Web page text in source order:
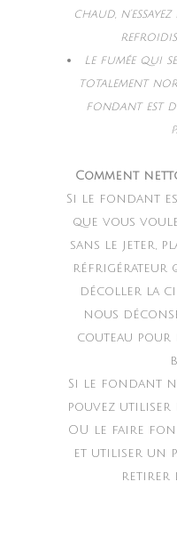
chaud,
Le fumée qui
totalement
fondant est
Comment
Si le fondant
que vous
sans le jeter,
réfrigérateur
décoller la
nous
couteau pour
Si le fondant
pouvez utiliser
OU le faire
et utiliser un
retirer